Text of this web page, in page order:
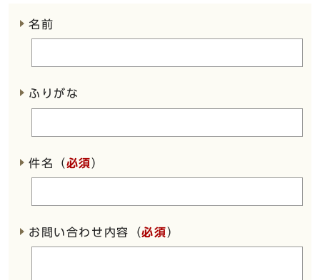
名前
ふりがな
件名（必須）
お問い合わせ内容（必須）